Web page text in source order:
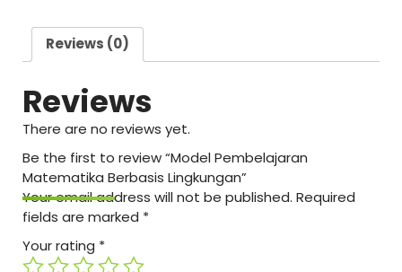
Reviews (0)
Reviews
There are no reviews yet.
Be the first to review “Model Pembelajaran
Matematika Berbasis Lingkungan”
Your email address will not be published. Required
fields are marked *
Your rating *